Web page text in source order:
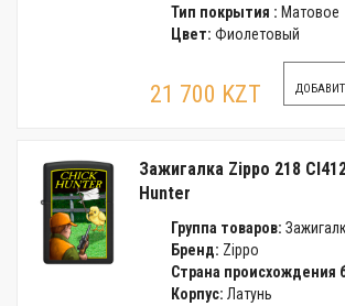
Тип покрытия : Матовое
Цвет: Фиолетовый
21 700 KZT
Зажигалка Zippo 218
Hunter
Группа товаров:
Бренд: Zippo
Страна происхождения
Корпус: Латунь